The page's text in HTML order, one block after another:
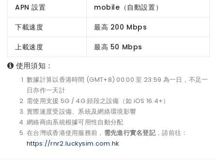
APN 設置 mobile（自動設置）
下載速度 最高 200 Mbps
上載速度 最高 50 Mbps
使用須知：
數據計算以香港時間 (GMT+8) 00:00 至 23:59 為一日，不足一
日亦作一天計
需使用支援 5G / 4G 頻段之設備（如 iOS 16.4+）
實際速度受設備、系統及網絡環境影響
網絡商由系統根據可用性自動分配
在台灣或香港使用服務前， 需先進行實名登記，請前往：
https://rnr2.luckysim.com.hk